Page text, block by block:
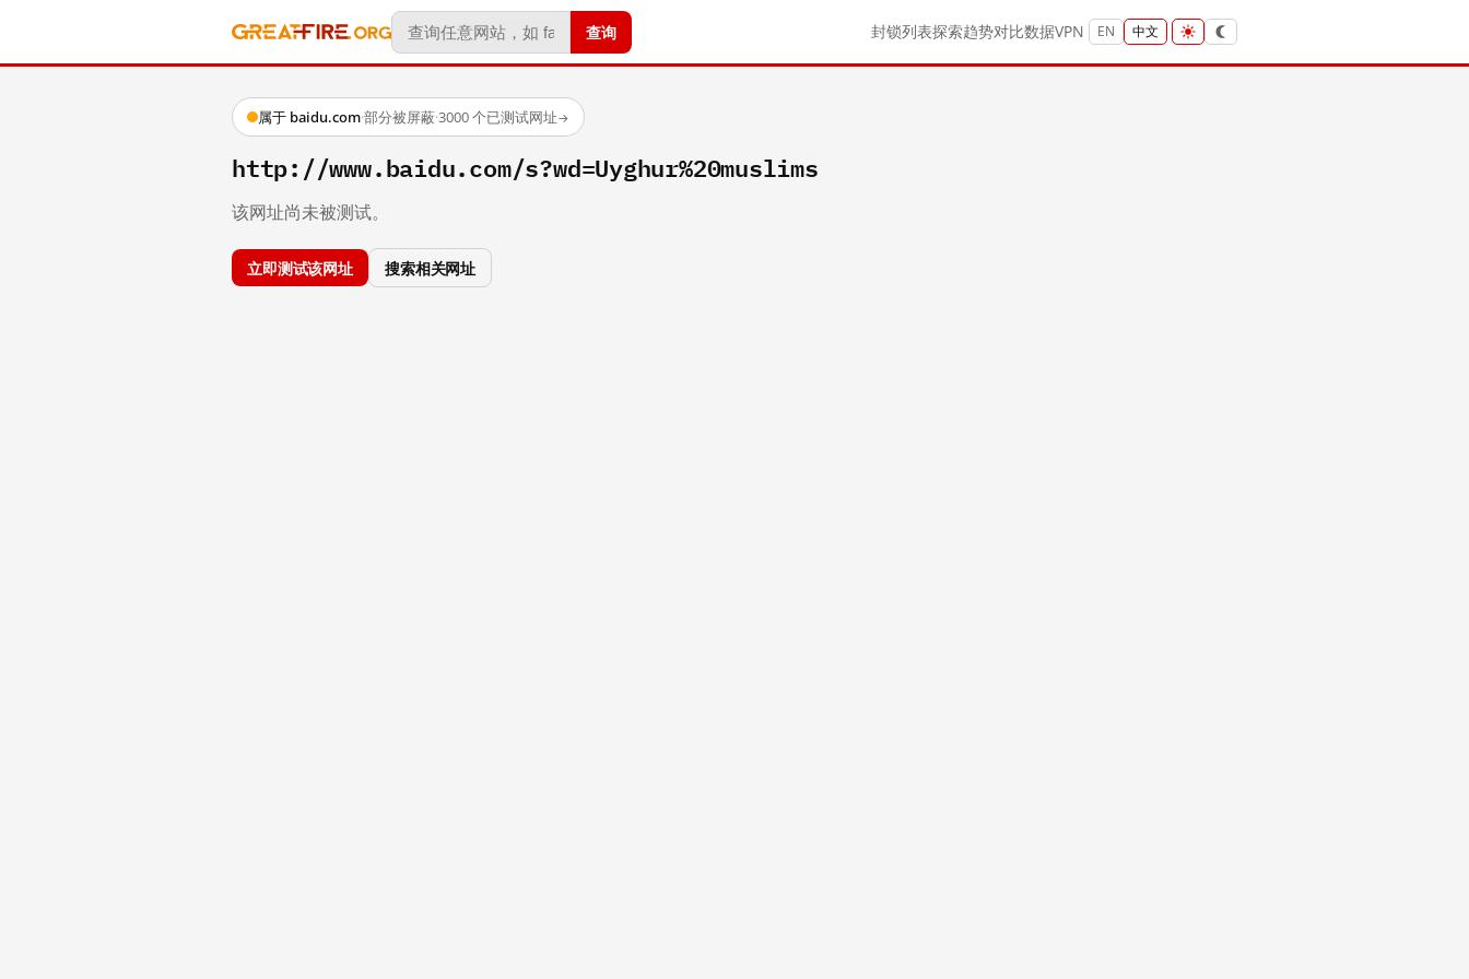
查询 封锁列表探索趋势对比数据VPN EN 中文
属于 baidu.com·部分被屏蔽·3000 个已测试网址→
http://www.baidu.com/s?wd=Uyghur%20muslims
该网址尚未被测试。
立即测试该网址 搜索相关网址